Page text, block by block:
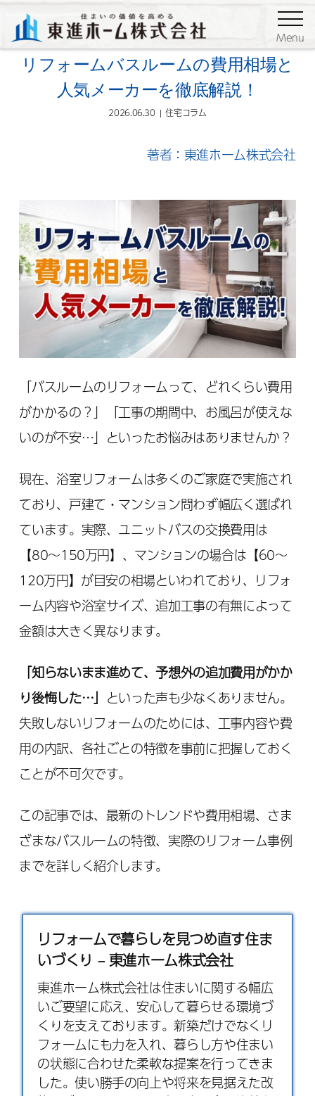
Menu
住宅コラム
リフォームバスルームの費用相場と
人気メーカーを徹底解説！
2026.06.30 住宅コラム
著者：東進ホーム株式会社
「バスルームのリフォームって、どれくらい費用
がかかるの？」「工事の期間中、お風呂が使えな
いのが不安…」といったお悩みはありませんか？
現在、浴室リフォームは多くのご家庭で実施され
ており、戸建て・マンション問わず幅広く選ばれ
ています。実際、ユニットバスの交換費用は
【80～150万円】、マンションの場合は【60～
120万円】が目安の相場といわれており、リフォ
ーム内容や浴室サイズ、追加工事の有無によって
金額は大きく異なります。
「知らないまま進めて、予想外の追加費用がかか
り後悔した…」 といった声も少なくありません。
失敗しないリフォームのためには、工事内容や費
用の内訳、各社ごとの特徴を事前に把握しておく
ことが不可欠です。
この記事では、最新のトレンドや費用相場、さま
ざまなバスルームの特徴、実際のリフォーム事例
までを詳しく紹介します。
リフォームで暮らしを見つめ直す住ま
いづくり – 東進ホーム株式会社
東進ホーム株式会社は住まいに関する幅広
いご要望に応え、安心して暮らせる環境づ
くりを支えております。新築だけでなく リ
フォームにも力を入れ、暮らし方や住まい
の状態に合わせた柔軟な提案を行ってきま
した。使い勝手の向上や将来を見据えた改